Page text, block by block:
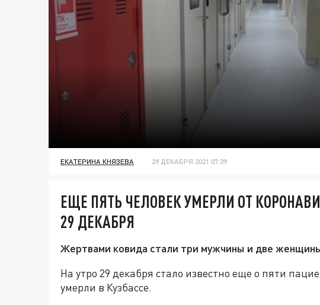
ЕКАТЕРИНА КНЯЗЕВА 29 ДЕКАБРЯ 2021 07:39
ЕЩЕ ПЯТЬ ЧЕЛОВЕК УМЕРЛИ ОТ
29 ДЕКАБРЯ
Жертвами ковида стали три мужчины и две
На утро 29 декабря стало известно еще о пяти
умерли в Кузбассе.